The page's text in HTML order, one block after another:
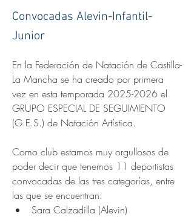
Convocadas Alevin-Infantil-
Junior
En la Federación de Natación de Castilla-
La Mancha se ha creado por primera
vez en esta temporada 2025-2026 el
GRUPO ESPECIAL DE SEGUIMIENTO
(G.E.S.) de Natación Artística.
Como club estamos muy orgullosos de
poder decir que tenemos 11 deportistas
convocadas de las tres categorías, entre
las que se encuentran:
Sara Calzadilla (Alevin)